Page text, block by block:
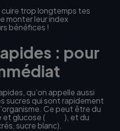
trop longtemps tes
monter leur index
bénéfices !
: pour
qu’on appelle aussi
sucres qui sont rapidement
Ce peut être du
glucose (
), et du
sucre blanc).